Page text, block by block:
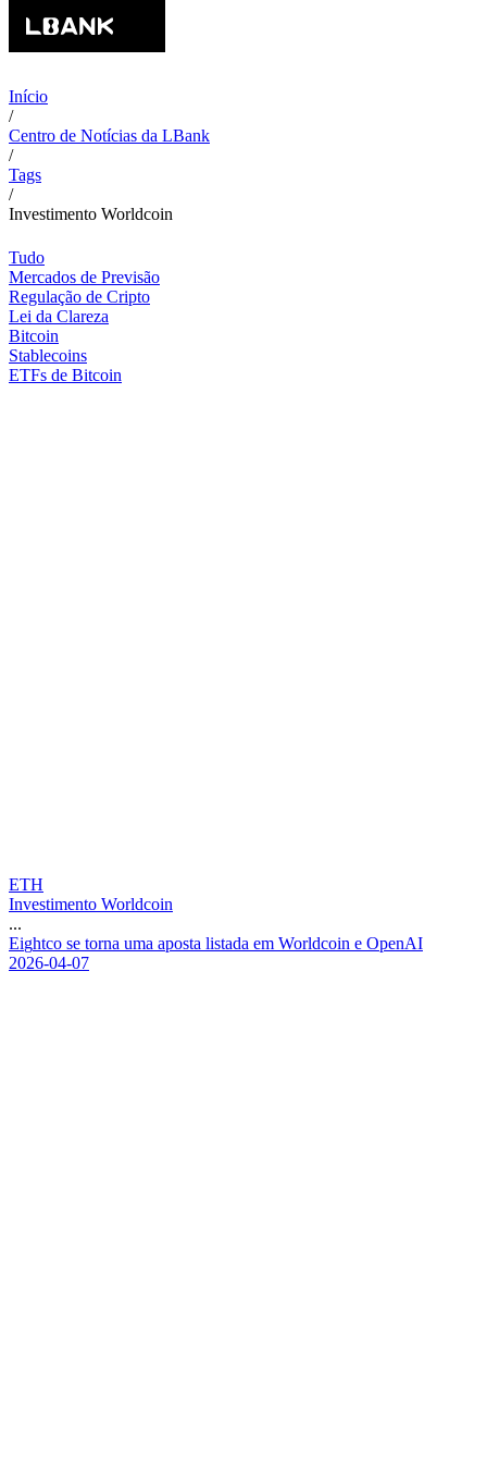
Início
/
Centro de Notícias da LBank
/
Tags
/
Investimento Worldcoin
Tudo
Mercados de Previsão
Regulação de Cripto
Lei da Clareza
Bitcoin
Stablecoins
ETFs de Bitcoin
ETH
Investimento Worldcoin
...
Eightco se torna uma aposta listada em Worldcoin e OpenAI
2026-04-07